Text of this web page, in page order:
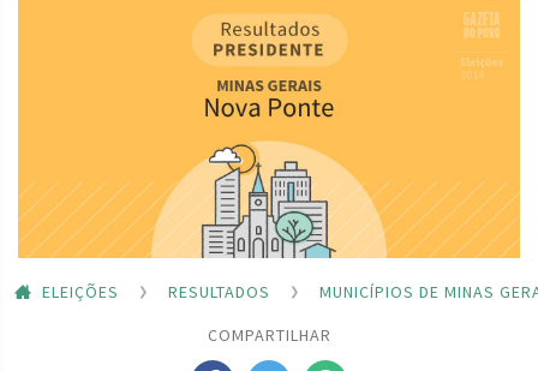
ELEIÇÕES RESULTADOS
MUNICÍPIOS DE MINAS
COMPARTILHAR